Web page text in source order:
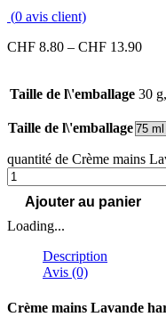
(0 avis client)
CHF 8.80 – CHF 13.90
Taille de l\'emballage 30
Taille de l\'emballage
quantité de Crème mains
Ajouter au panier
Loading...
Description
Avis (0)
Crème mains Lavande